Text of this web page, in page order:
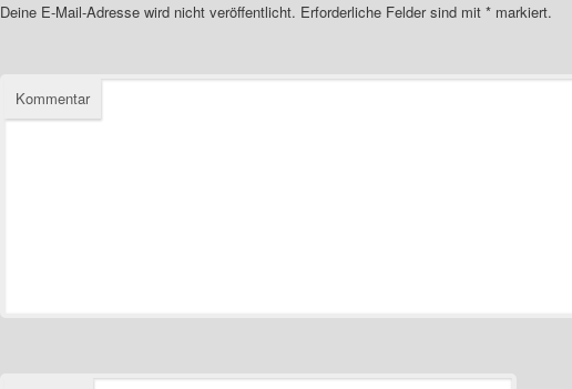
Deine E-Mail-Adresse wird nicht veröffentlicht. Erforderliche Felder sind mit *markiert.
Kommentar